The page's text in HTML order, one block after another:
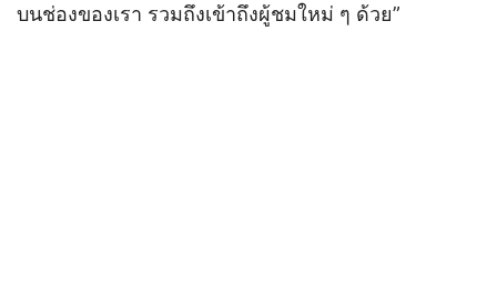
บนช่องของเรา รวมถึงเข้าถึงผู้ชมใหม่ ๆ ด้วย”